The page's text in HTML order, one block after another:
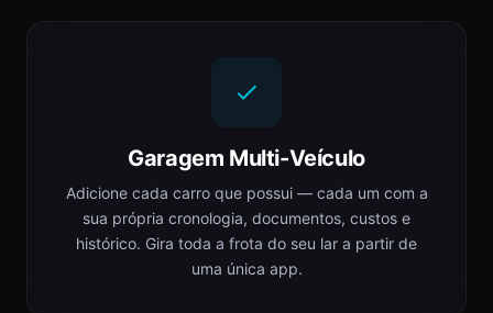
Garagem Multi-Veículo
Adicione cada carro que possui — cada um com a
sua própria cronologia, documentos, custos e
histórico. Gira toda a frota do seu lar a partir de
uma única app.